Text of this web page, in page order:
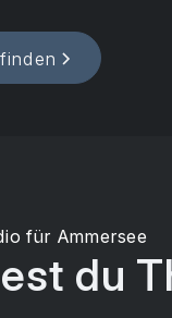
für Ammersee
du